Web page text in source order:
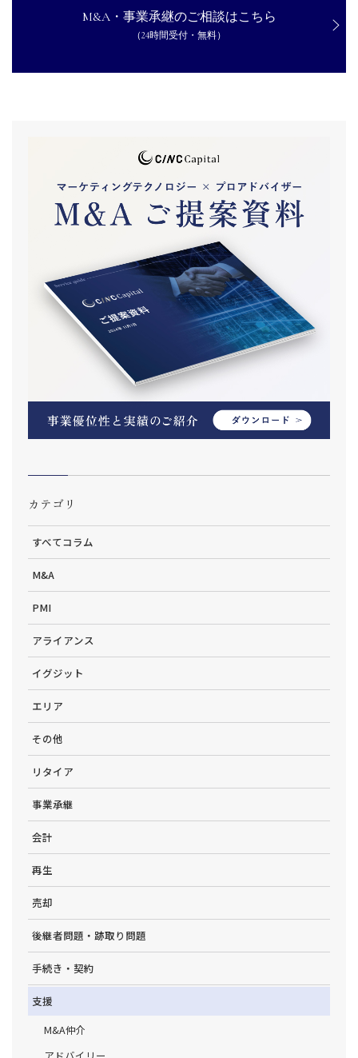
M&A・事業承継のご相談はこちら
（24時間受付・無料）
カテゴリ
すべてコラム
M&A
PMI
アライアンス
イグジット
エリア
その他
リタイア
事業承継
会計
再生
売却
後継者問題・跡取り問題
手続き・契約
支援
M&A仲介
アドバイリー